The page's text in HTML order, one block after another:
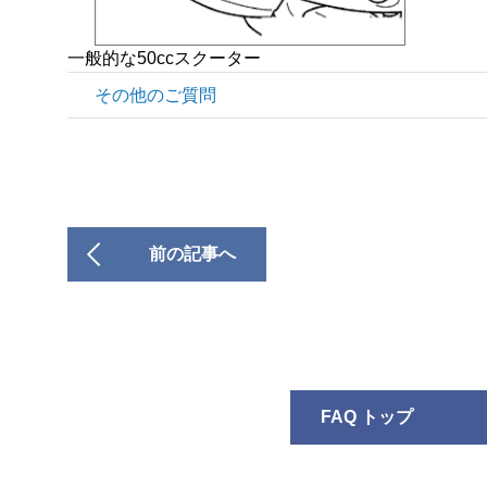
一般的な50ccスクーター
その他のご質問
前の記事へ
FAQ トップ